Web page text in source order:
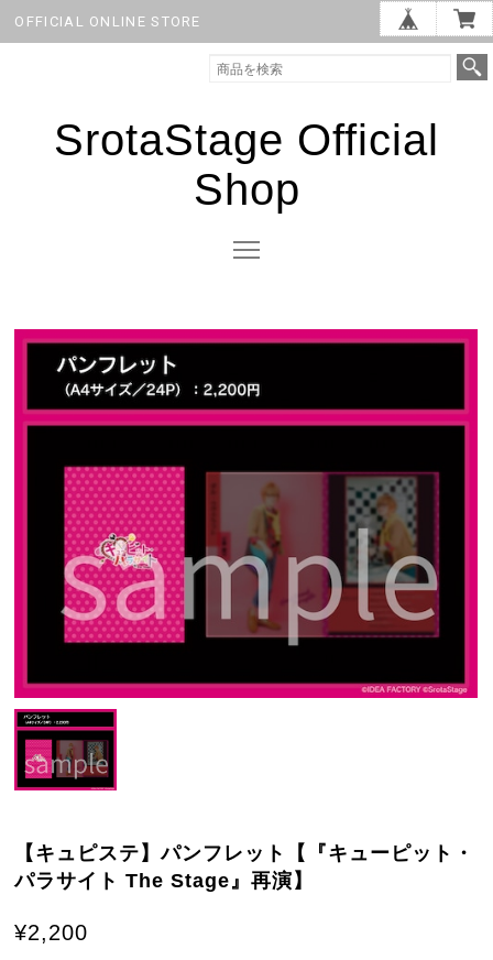
OFFICIAL ONLINE STORE
SrotaStage Official
Shop
【キュピステ】パンフレット【『キューピット・
パラサイト The Stage』再演】
¥2,200